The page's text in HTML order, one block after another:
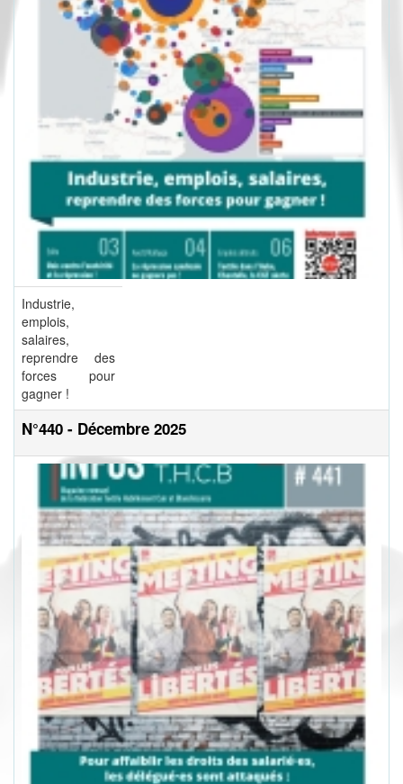
Industrie,
emplois,
salaires,
reprendre des
forces pour
gagner !
N°440 - Décembre 2025